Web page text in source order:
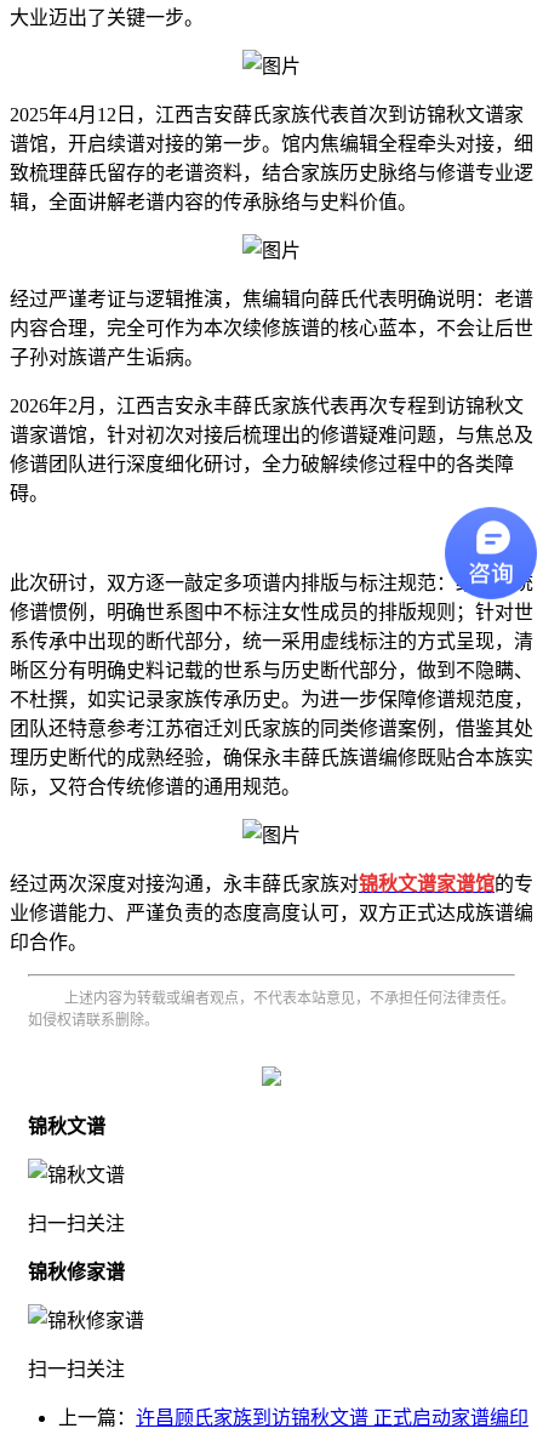
大业迈出了关键一步。
2025年4月12日，江西吉安薛氏家族代表首次到访锦秋文谱家
谱馆，开启续谱对接的第一步。馆内焦编辑全程牵头对接，细
致梳理薛氏留存的老谱资料，结合家族历史脉络与修谱专业逻
辑，全面讲解老谱内容的传承脉络与史料价值。
经过严谨考证与逻辑推演，焦编辑向薛氏代表明确说明：老谱
内容合理，完全可作为本次续修族谱的核心蓝本，不会让后世
子孙对族谱产生诟病。
2026年2月，江西吉安永丰薛氏家族代表再次专程到访锦秋文
谱家谱馆，针对初次对接后梳理出的修谱疑难问题，与焦总及
修谱团队进行深度细化研讨，全力破解续修过程中的各类障
碍。
此次研讨，双方逐一敲定多项谱内排版与标注规范：结合传统
修谱惯例，明确世系图中不标注女性成员的排版规则；针对世
系传承中出现的断代部分，统一采用虚线标注的方式呈现，清
晰区分有明确史料记载的世系与历史断代部分，做到不隐瞒、
不杜撰，如实记录家族传承历史。为进一步保障修谱规范度，
团队还特意参考江苏宿迁刘氏家族的同类修谱案例，借鉴其处
理历史断代的成熟经验，确保永丰薛氏族谱编修既贴合本族实
际，又符合传统修谱的通用规范。
经过两次深度对接沟通，永丰薛氏家族对锦秋文谱家谱馆的专
业修谱能力、严谨负责的态度高度认可，双方正式达成族谱编
印合作。
上述内容为转载或编者观点，不代表本站意见，不承担任何法律责任。
如侵权请联系删除。
锦秋文谱
扫一扫关注
锦秋修家谱
扫一扫关注
上一篇： 许昌顾氏家族到访锦秋文谱 正式启动家谱编印